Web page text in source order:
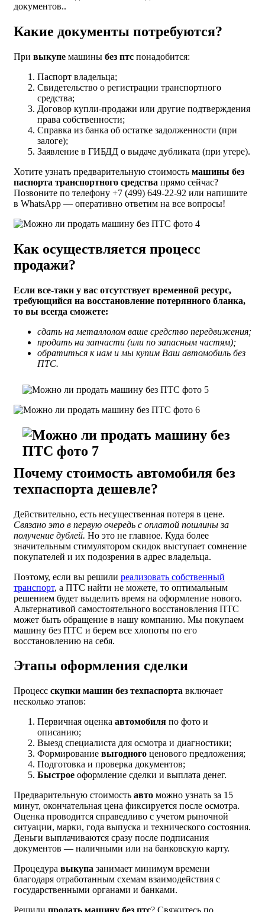
документов..
Какие документы потребуются?
При выкупе машины без птс понадобится:
Паспорт владельца;
Свидетельство о регистрации транспортного
средства;
Договор купли-продажи или другие подтверждения
права собственности;
Справка из банка об остатке задолженности (при
залоге);
Заявление в ГИБДД о выдаче дубликата (при утере).
Хотите узнать предварительную стоимость машины без
паспорта транспортного средства прямо сейчас?
Позвоните по телефону +7 (499) 649-22-92 или напишите
в WhatsApp — оперативно ответим на все вопросы!
Как осуществляется процесс
продажи?
Если все-таки у вас отсутствует временной ресурс,
требующийся на восстановление потерянного бланка,
то вы всегда сможете:
сдать на металлолом ваше средство передвижения;
продать на запчасти (или по запасным частям);
обратиться к нам и мы купим Ваш автомобиль без
ПТС.
Почему стоимость автомобиля без
техпаспорта дешевле?
Действительно, есть несущественная потеря в цене.
Связано это в первую очередь с оплатой пошлины за
получение дублей. Но это не главное. Куда более
значительным стимулятором скидок выступает сомнение
покупателей и их подозрения в адрес владельца.
Поэтому, если вы решили реализовать собственный
транспорт, а ПТС найти не можете, то оптимальным
решением будет выделить время на оформление нового.
Альтернативой самостоятельного восстановления ПТС
может быть обращение в нашу компанию. Мы покупаем
машину без ПТС и берем все хлопоты по его
восстановлению на себя.
Этапы оформления сделки
Процесс скупки машин без техпаспорта включает
несколько этапов:
Первичная оценка автомобиля по фото и
описанию;
Выезд специалиста для осмотра и диагностики;
Формирование выгодного ценового предложения;
Подготовка и проверка документов;
Быстрое оформление сделки и выплата денег.
Предварительную стоимость авто можно узнать за 15
минут, окончательная цена фиксируется после осмотра.
Оценка проводится справедливо с учетом рыночной
ситуации, марки, года выпуска и технического состояния.
Деньги выплачиваются сразу после подписания
документов — наличными или на банковскую карту.
Процедура выкупа занимает минимум времени
благодаря отработанным схемам взаимодействия с
государственными органами и банками.